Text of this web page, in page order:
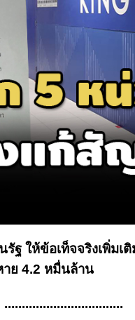
ฐ ให้ข้อเท็จจริงเพิ่มเ
าย 4.2 หมื่นล้าน
..................................